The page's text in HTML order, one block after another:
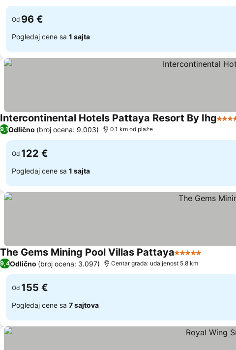
Od 96 €
Pogledaj cene sa 1 sajta
Intercontinental Hotels Pattaya Resort By Ihg5
9,1Odlično (broj ocena: 9.003) 0.1 km od plaže
Od 122 €
Pogledaj cene sa 1 sajta
The Gems Mining Pool Villas Pattaya5 Zvezdice
9,4Odlično (broj ocena: 3.097) Centar grada: udaljenost 5.8 km
Od 155 €
Pogledaj cene sa 7 sajtova